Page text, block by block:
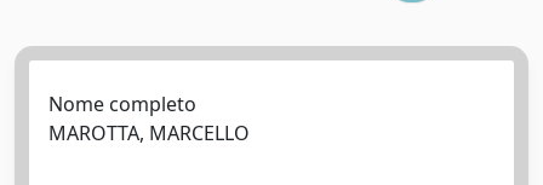
Nome completo
MAROTTA, MARCELLO